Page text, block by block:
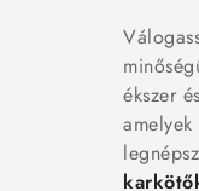
ékszer